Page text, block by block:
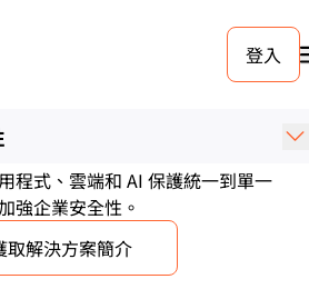
登入
平台。網路到
程式到 AI。
式安全服務可加速 AI 的安全採
程式、雲端和 AI 保護統一到單一
強企業安全性。
取解決方案簡介